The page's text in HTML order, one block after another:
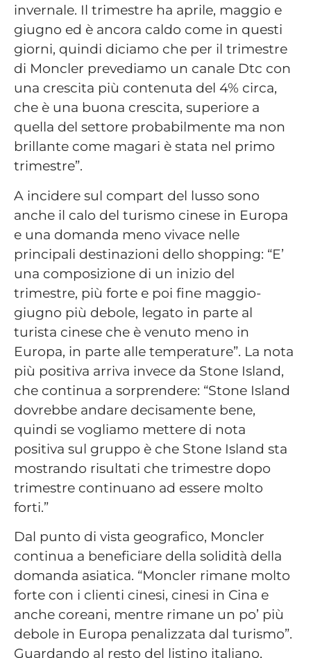
invernale. Il trimestre ha aprile, maggio e
giugno ed è ancora caldo come in questi
giorni, quindi diciamo che per il trimestre
di Moncler prevediamo un canale Dtc con
una crescita più contenuta del 4% circa,
che è una buona crescita, superiore a
quella del settore probabilmente ma non
brillante come magari è stata nel primo
trimestre”.
A incidere sul compart del lusso sono
anche il calo del turismo cinese in Europa
e una domanda meno vivace nelle
principali destinazioni dello shopping: “E’
una composizione di un inizio del
trimestre, più forte e poi fine maggio-
giugno più debole, legato in parte al
turista cinese che è venuto meno in
Europa, in parte alle temperature”. La nota
più positiva arriva invece da Stone Island,
che continua a sorprendere: “Stone Island
dovrebbe andare decisamente bene,
quindi se vogliamo mettere di nota
positiva sul gruppo è che Stone Island sta
mostrando risultati che trimestre dopo
trimestre continuano ad essere molto
forti.”
Dal punto di vista geografico, Moncler
continua a beneficiare della solidità della
domanda asiatica. “Moncler rimane molto
forte con i clienti cinesi, cinesi in Cina e
anche coreani, mentre rimane un po’ più
debole in Europa penalizzata dal turismo”.
Guardando al resto del listino italiano,